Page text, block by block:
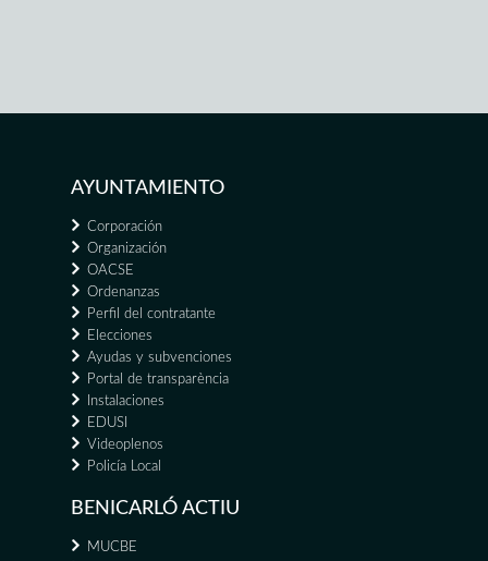
AYUNTAMIENTO
Corporación
Organización
OACSE
Ordenanzas
Perfil del contratante
Elecciones
Ayudas y subvenciones
Portal de transparència
Instalaciones
EDUSI
Videoplenos
Policía Local
BENICARLÓ ACTIU
MUCBE